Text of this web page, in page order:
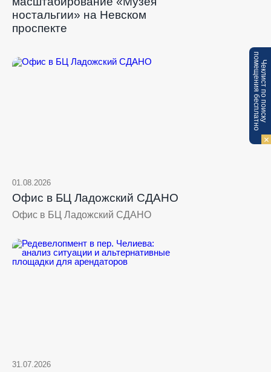
ностальгии» на Невском
проспекте
01.08.2026
Офис в БЦ Ладожский СДАНО
Офис в БЦ Ладожский СДАНО
31.07.2026
Ч
е
к
л
и
с
т
п
о
п
о
и
с
к
у
по
м
е
щ
е
н
и
я
б
е
с
п
л
а
т
н
о
×